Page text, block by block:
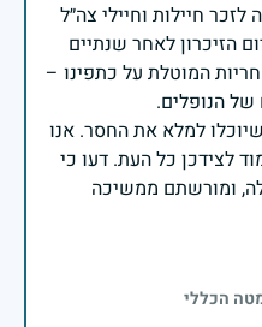
לזכר חיילות וחיילי צה״ל
הזיכרון לאחר שנתיים
המוטלת על כתפינו –
למלא את החסר. אנו
לצידכן כל העת. דעו כי
ומורשתם ממשיכה
הכללי